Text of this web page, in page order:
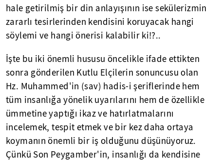
hale getirilmiş bir din anlayışının ise sekülerizmin
zararlı tesirlerinden kendisini koruyacak hangi
söylemi ve hangi önerisi kalabilir ki!?..
İşte bu iki önemli hususu öncelikle ifade ettikten
sonra gönderilen Kutlu Elçilerin sonuncusu olan
Hz. Muhammed'in (sav) hadis-i şeriflerinde hem
tüm insanlığa yönelik uyarılarını hem de özellikle
ümmetine yaptığı ikaz ve hatırlatmalarını
incelemek, tespit etmek ve bir kez daha ortaya
koymanın önemli bir iş olduğunu düşünüyoruz.
Çünkü Son Peygamber'in, insanlığı da kendisine